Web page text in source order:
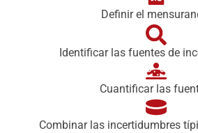
Definir el
Identificar las fuentes de
Cuantificar las
Combinar las incertidumbres